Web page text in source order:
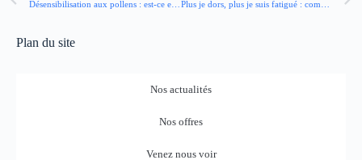
Plan du site
Nos actualités
Nos offres
Venez nous voir